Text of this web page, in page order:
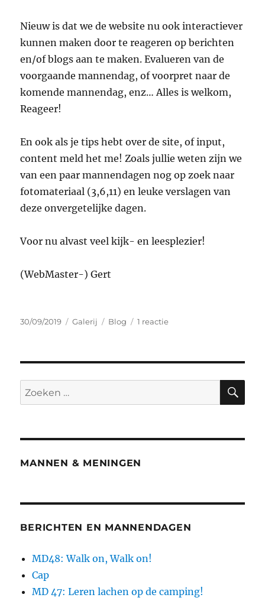
Nieuw is dat we de website nu ook interactiever
kunnen maken door te reageren op berichten
en/of blogs aan te maken. Evalueren van de
voorgaande mannendag, of voorpret naar de
komende mannendag, enz… Alles is welkom,
Reageer!
En ook als je tips hebt over de site, of input,
content meld het me! Zoals jullie weten zijn we
van een paar mannendagen nog op zoek naar
fotomateriaal (3,6,11) en leuke verslagen van
deze onvergetelijke dagen.
Voor nu alvast veel kijk- en leesplezier!
(WebMaster-) Gert
Geplaatst
30/09/2019 Format
Galerij Categorieën
Blog 1 reactieop
Zoeken
naar:
MANNEN & MENINGEN
BERICHTEN EN MANNENDAGEN
MD48: Walk on, Walk on!
Cap
MD 47: Leren lachen op de camping!